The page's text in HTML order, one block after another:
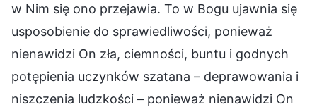
w Nim się ono przejawia. To w Bogu ujawnia się
usposobienie do sprawiedliwości, ponieważ
nienawidzi On zła, ciemności, buntu i godnych
potępienia uczynków szatana – deprawowania i
niszczenia ludzkości – ponieważ nienawidzi On